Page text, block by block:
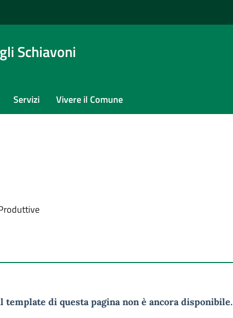
Schiavoni
Servizi Vivere il Comune
template di questa pagina non è ancora disponibile.